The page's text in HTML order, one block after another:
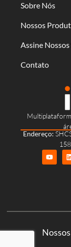
Endereço:
Sobre Nós
Nossos
Assine Nossos
Contato